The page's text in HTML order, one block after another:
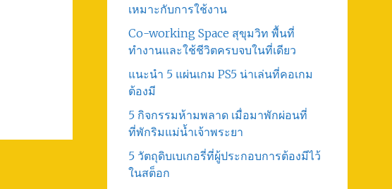
เหมาะกับการใช้งาน
Co-working Space สุขุมวิท พื้นที่
ทำงานและใช้ชีวิตครบจบในที่เดียว
แนะนำ 5 แผ่นเกม PS5 น่าเล่นที่คอเกม
ต้องมี
5 กิจกรรมห้ามพลาด เมื่อมาพักผ่อนที่
ที่พักริมแม่น้ำเจ้าพระยา
5 วัตถุดิบเบเกอรี่ที่ผู้ประกอบการต้องมีไว้
ในสต็อก